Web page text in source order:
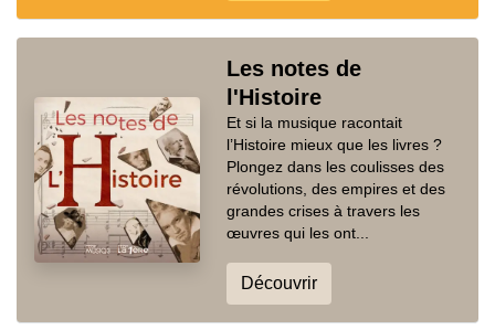
Les notes de
l'Histoire
Et si la musique racontait
l’Histoire mieux que les livres ?
Plongez dans les coulisses des
révolutions, des empires et des
grandes crises à travers les
œuvres qui les ont...
Découvrir